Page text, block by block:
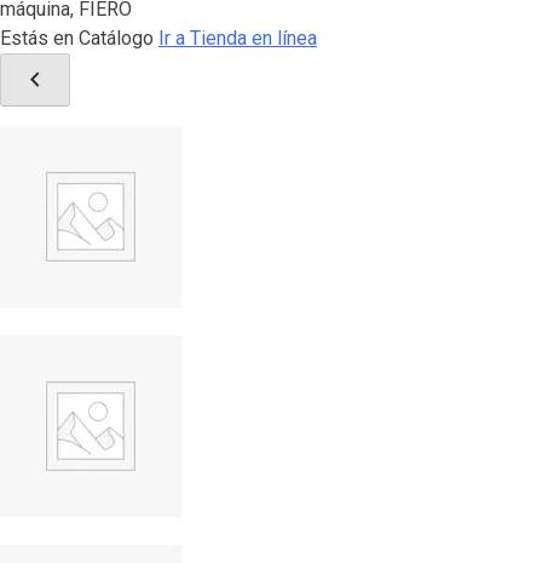
máquina, FIERO
Estás en Catálogo Ir a Tienda en línea
chevron_left